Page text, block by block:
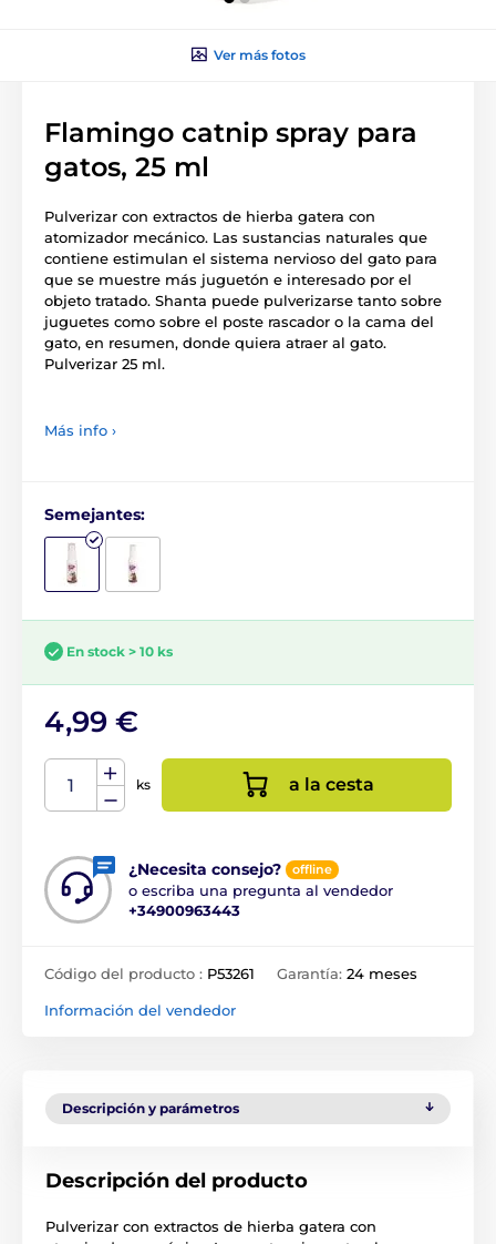
Ver más fotos
Flamingo catnip spray para
gatos, 25 ml
Pulverizar con extractos de hierba gatera con
atomizador mecánico. Las sustancias naturales que
contiene estimulan el sistema nervioso del gato para
que se muestre más juguetón e interesado por el
objeto tratado. Shanta puede pulverizarse tanto sobre
juguetes como sobre el poste rascador o la cama del
gato, en resumen, donde quiera atraer al gato.
Pulverizar 25 ml.
Más info ›
Semejantes:
En stock > 10 ks
4,99 €
ks a la cesta
¿Necesita consejo? offline
o escriba una pregunta al vendedor
+34900963443
Código del producto : P53261 Garantía: 24 meses
Información del vendedor
Descripción y parámetros
Descripción del producto
Pulverizar con extractos de hierba gatera con